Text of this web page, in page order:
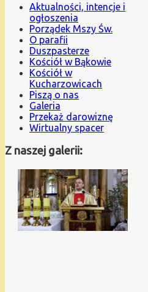
Aktualności, intencje i
ogłoszenia
Porządek Mszy Św.
O parafii
Duszpasterze
Kościół w Bąkowie
Kościół w
Kucharzowicach
Piszą o nas
Galeria
Przekaż darowiznę
Wirtualny spacer
Z naszej galerii: